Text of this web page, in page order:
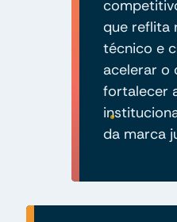
que reflita
técnico e
acelerar o
fortalecer
da marca